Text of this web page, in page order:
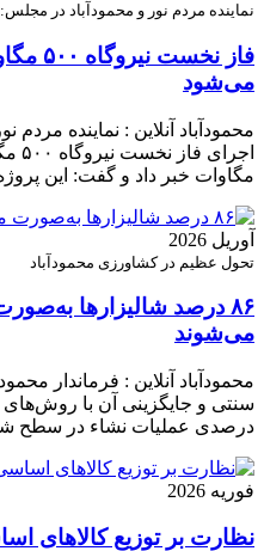
نماینده مردم نور و محمودآباد در مجلس:
فاز
می‌شود
محمودآباد آنلاین : نماینده مردم
مگاوات خبر داد و گفت: این
آوریل 2026
تحول عظیم در کشاورزی محمودآباد
۸۶ درصد شالیزارها
می‌شوند
محمودآباد آنلاین : فرماندار
درصدی عملیات نشاء در سطح
فوریه 2026
نظارت بر توزیع کالا‌های